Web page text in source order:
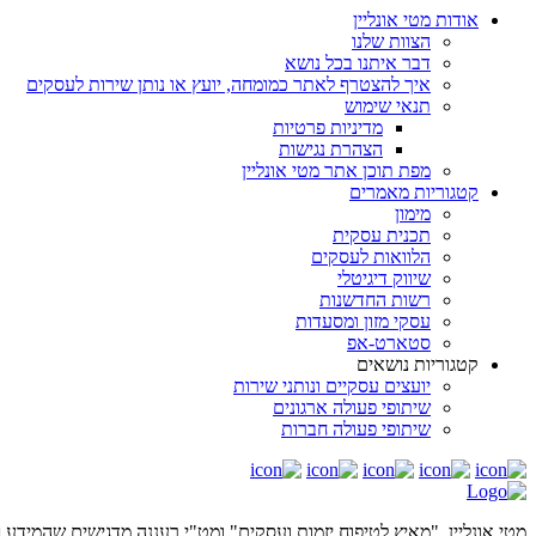
אודות מטי אונליין
הצוות שלנו
דבר איתנו בכל נושא
איך להצטרף לאתר כמומחה, יועץ או נותן שירות לעסקים
תנאי שימוש
מדיניות פרטיות
הצהרת נגישות
מפת תוכן אתר מטי אונליין
קטגוריות מאמרים
מימון
תכנית עסקית
הלוואות לעסקים
שיווק דיגיטלי
רשות החדשנות
עסקי מזון ומסעדות
סטארט-אפ
קטגוריות נושאים
יועצים עסקיים ונותני שירות
שיתופי פעולה ארגונים
שיתופי פעולה חברות
מטי אונליין ,"מאיץ לטיפוח יזמות ועסקים" ומט"י רעננה מדגישים